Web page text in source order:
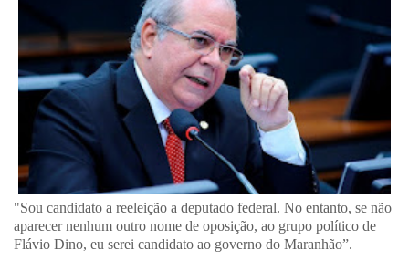
"Sou candidato a reeleição a deputado federal. No entanto, se não
aparecer nenhum outro nome de oposição, ao grupo político de
Flávio Dino, eu serei candidato ao governo do Maranhão”.